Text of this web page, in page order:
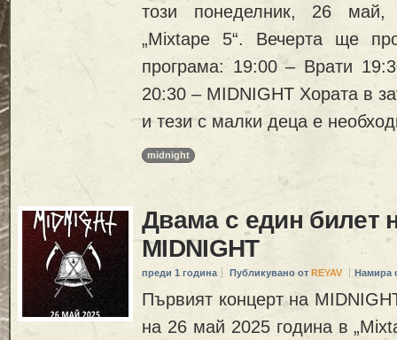
този понеделник, 26 май,
„Mixtape 5“. Вечерта ще
програма: 19:00 – Врати
20:30 – MIDNIGHT Хората в
и тези с малки деца е
midnight
Двама с един билет
MIDNIGHT
преди 1 година Публикувано от REYAV Намира
Първият концерт на
на 26 май 2025 година в